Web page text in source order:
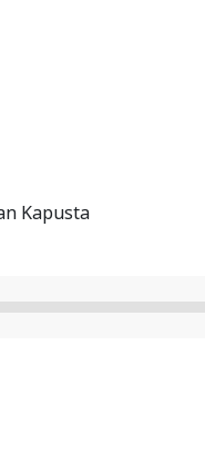
Kapusta